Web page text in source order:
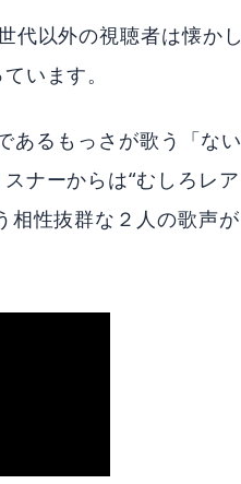
代以外の視聴者は懐か
います。
あるもっさが歌う「な
ナーからは“むしろレア
相性抜群な２人の歌声が